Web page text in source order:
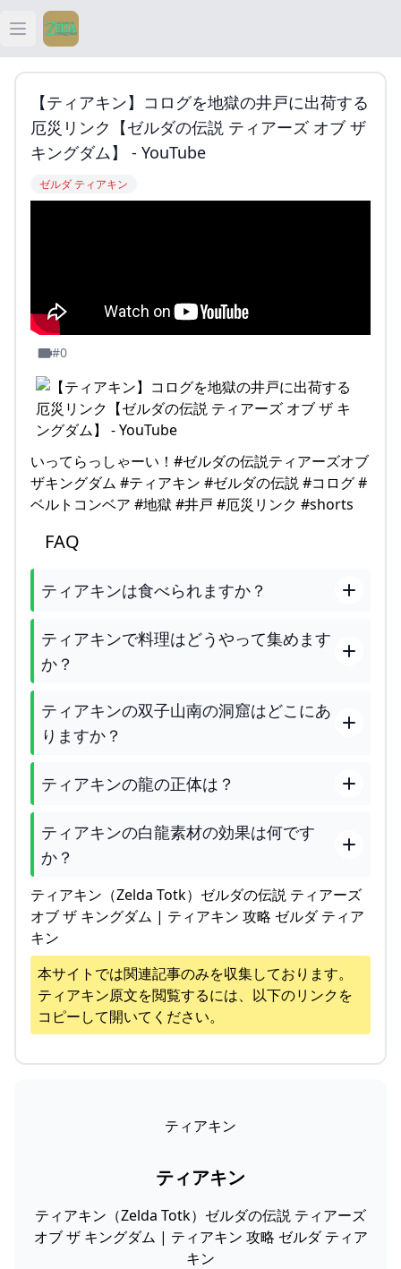
Open main menu
ティアキン
ティアキン 祠
【ティアキン】コログを地獄の井戸に出荷する
厄災リンク【ゼルダの伝説 ティアーズ オブ ザ
キングダム】 - YouTube
ゼルダ ティアキン
#0
いってらっしゃーい！#ゼルダの伝説ティアーズオブ
ザキングダム #ティアキン #ゼルダの伝説 #コログ #
ベルトコンベア #地獄 #井戸 #厄災リンク #shorts
FAQ
ティアキンは食べられますか？
ティアキンで料理はどうやって集めます
か？
ティアキンの双子山南の洞窟はどこにあ
りますか？
ティアキンの龍の正体は？
ティアキンの白龍素材の効果は何です
か？
ティアキン（Zelda Totk）ゼルダの伝説 ティアーズ
オブ ザ キングダム | ティアキン 攻略 ゼルダ ティア
キン
本サイトでは関連記事のみを収集しております。
ティアキン原文を閲覧するには、以下のリンクを
コピーして開いてください。
ティアキン
ティアキン
ティアキン（Zelda Totk）ゼルダの伝説 ティアーズ
オブ ザ キングダム | ティアキン 攻略 ゼルダ ティア
キン